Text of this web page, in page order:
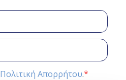
Πολιτική Απορρήτου.*